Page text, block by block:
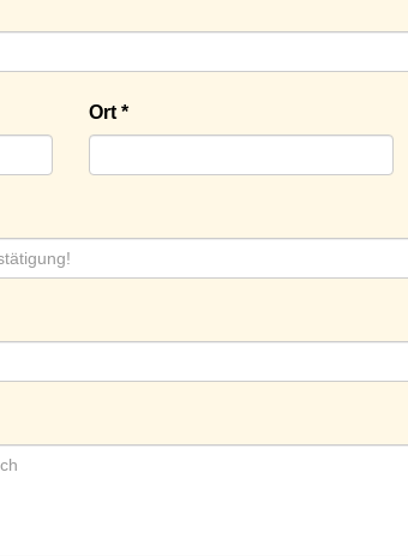
Ort *